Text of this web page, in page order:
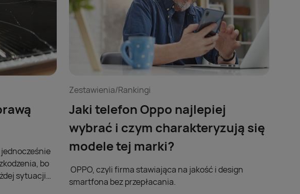
bo
sytuacji
Zestawienia/Rankingi
Jaki telefon Oppo najlepiej
wybrać i czym charakteryzują się
modele tej marki?
OPPO, czyli firma stawiająca na jakość i design
smartfona bez przepłacania.